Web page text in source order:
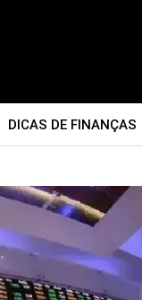
DICAS DE FINANÇAS